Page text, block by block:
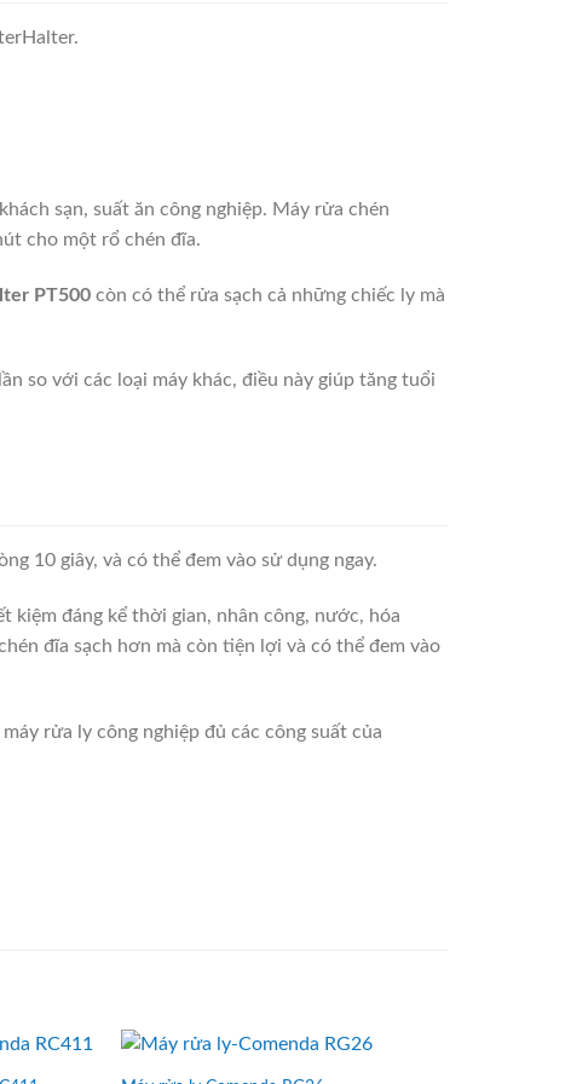
sạn, suất ăn công nghiệp. Máy rửa chén
cho một rổ chén đĩa.
PT500 còn có thể rửa sạch cả những chiếc ly mà
so với các loại máy khác, điều này giúp tăng tuổi
10 giây, và có thể đem vào sử dụng ngay.
kiệm đáng kể thời gian, nhân công, nước, hóa
đĩa sạch hơn mà còn tiện lợi và có thể đem vào
rửa ly công nghiệp đủ các công suất của